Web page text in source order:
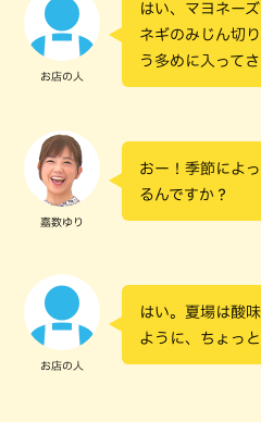
お店の人
はい、マヨネー
ネギのみじん切
う多めに入って
嘉数ゆり
おー！季節によ
るんですか？
お店の人
はい。夏場は酸
ように、ちょっ